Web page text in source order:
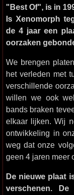
"Best Of", is in
Is Xenomorph
de 4 jaar een
oorzaken
We brengen
het verleden met
verschillende
willen we ook
bands braken
elkaar lijken. Wij
ontwikkeling in
weg dat onze
geen 4 jaren meer
De nieuwe plaat
verschenen.